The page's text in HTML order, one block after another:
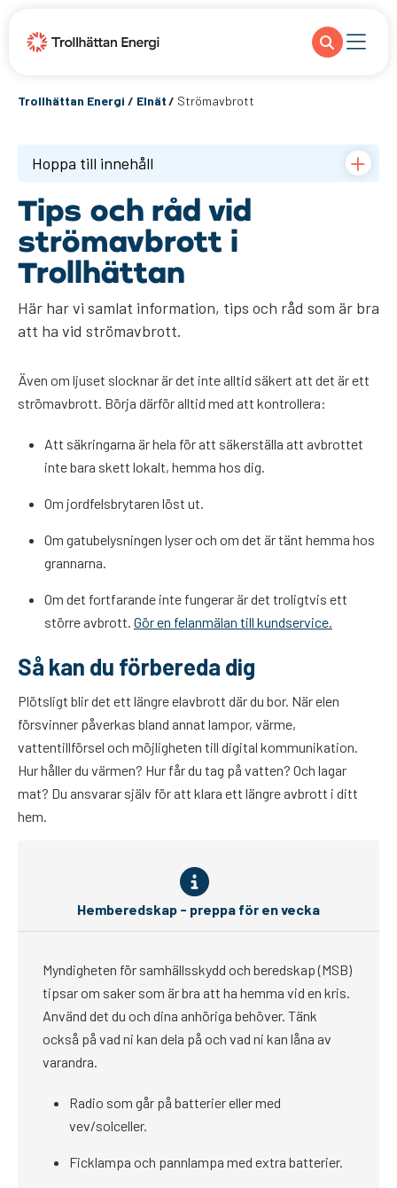
Trollhättan Energi / Elnät/ Strömavbrott
Tips och råd vid
strömavbrott i
Trollhättan
Här har vi samlat information, tips och råd som är bra
att ha vid strömavbrott.
Även om ljuset slocknar är det inte alltid säkert att det är ett
strömavbrott. Börja därför alltid med att kontrollera:
Att säkringarna är hela för att säkerställa att avbrottet
inte bara skett lokalt, hemma hos dig.
Om jordfelsbrytaren löst ut.
Om gatubelysningen lyser och om det är tänt hemma hos
grannarna.
Om det fortfarande inte fungerar är det troligtvis ett
större avbrott. Gör en felanmälan till kundservice.
Så kan du förbereda dig
Plötsligt blir det ett längre elavbrott där du bor. När elen
försvinner påverkas bland annat lampor, värme,
vattentillförsel och möjligheten till digital kommunikation.
Hur håller du värmen? Hur får du tag på vatten? Och lagar
mat? Du ansvarar själv för att klara ett längre avbrott i ditt
hem.
Hemberedskap - preppa för en vecka
Myndigheten för samhällsskydd och beredskap (MSB)
tipsar om saker som är bra att ha hemma vid en kris.
Använd det du och dina anhöriga behöver. Tänk
också på vad ni kan dela på och vad ni kan låna av
varandra.
Radio som går på batterier eller med
vev/solceller.
Ficklampa och pannlampa med extra batterier.
Hoppa till innehåll